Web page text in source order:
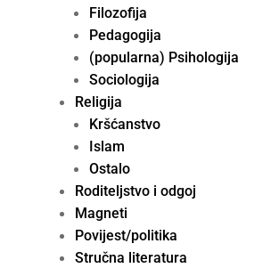
Filozofija
Pedagogija
(popularna) Psihologija
Sociologija
Religija
Kršćanstvo
Islam
Ostalo
Roditeljstvo i odgoj
Magneti
Povijest/politika
Stručna literatura